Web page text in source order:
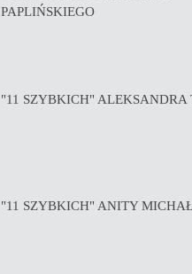
PAPLIŃSKIEGO
"11 SZYBKICH" ALEKSANDRA
"11 SZYBKICH" ANITY